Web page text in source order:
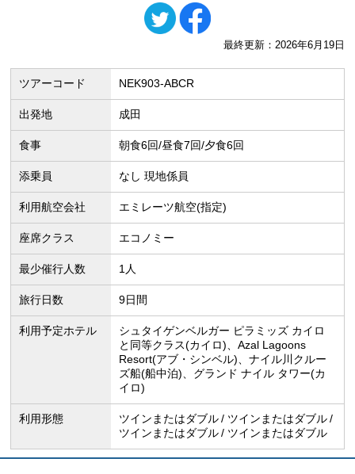
最終更新：2026年6月19日
ツアーコード NEK903-ABCR
出発地 成田
食事 朝食6回/昼食7回/夕食6回
添乗員 なし 現地係員
利用航空会社 エミレーツ航空(指定)
座席クラス エコノミー
最少催行人数 1人
旅行日数 9日間
利用予定ホテル
シュタイゲンベルガー ピラミッズ カイロ
と同等クラス(カイロ)、Azal Lagoons
Resort(アブ・シンベル)、ナイル川クルー
ズ船(船中泊)、グランド ナイル タワー(カ
イロ)
利用形態 ツインまたはダブル
ツインまたはダブル
ツインまたはダブル
ツインまたはダブル